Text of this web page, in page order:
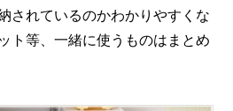
されているのかわかりやすくな
ト等、一緒に使うものはまとめ